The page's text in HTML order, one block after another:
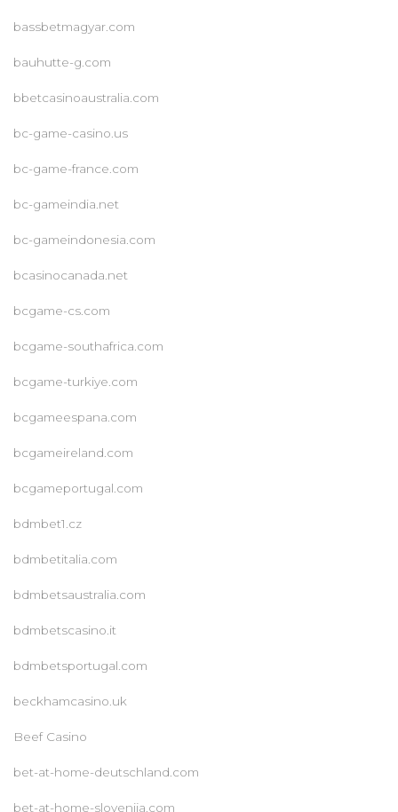
bassbetmagyar.com
bauhutte-g.com
bbetcasinoaustralia.com
bc-game-casino.us
bc-game-france.com
bc-gameindia.net
bc-gameindonesia.com
bcasinocanada.net
bcgame-cs.com
bcgame-southafrica.com
bcgame-turkiye.com
bcgameespana.com
bcgameireland.com
bcgameportugal.com
bdmbet1.cz
bdmbetitalia.com
bdmbetsaustralia.com
bdmbetscasino.it
bdmbetsportugal.com
beckhamcasino.uk
Beef Casino
bet-at-home-deutschland.com
bet-at-home-slovenija.com